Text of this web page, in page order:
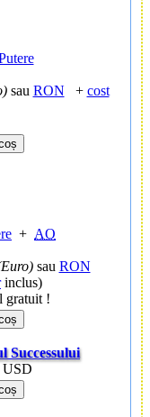
sau RON + cost
+ AO
sau RON
inclus)
gratuit !
Successului
USD